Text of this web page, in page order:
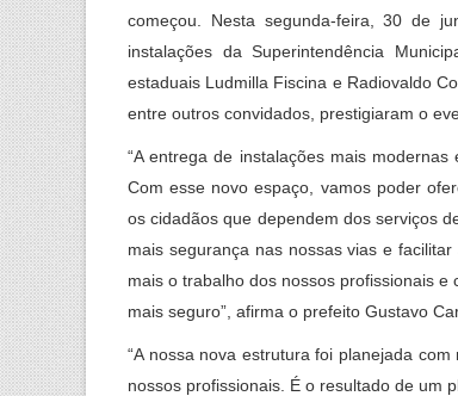
começou. Nesta segunda-feira, 30 de
instalações da Superintendência
estaduais Ludmilla Fiscina e Radiovaldo
entre outros convidados, prestigiaram o
“A entrega de instalações mais
Com esse novo espaço, vamos poder
os cidadãos que dependem dos serviços
mais segurança nas nossas vias e
mais o trabalho dos nossos profissionais
mais seguro”, afirma o prefeito Gustavo
“A nossa nova estrutura foi planejada
nossos profissionais. É o resultado de um